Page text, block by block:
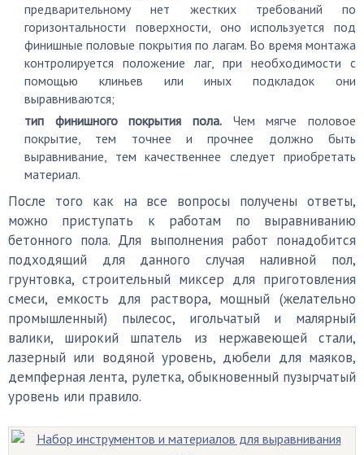
предварительному нет жестких требований по
горизонтальности поверхности, оно используется под
финишные половые покрытия по лагам. Во время монтажа
контролируется положение лаг, при необходимости с
помощью клиньев или иных подкладок они
выравниваются;
тип финишного покрытия пола. Чем мягче половое
покрытие, тем точнее и прочнее должно быть
выравнивание, тем качественнее следует приобретать
материал.
После того как на все вопросы получены ответы,
можно приступать к работам по выравниванию
бетонного пола. Для выполнения работ понадобится
подходящий для данного случая наливной пол,
грунтовка, строительный миксер для приготовления
смеси, емкость для раствора, мощный (желательно
промышленный) пылесос, игольчатый и малярный
валики, широкий шпатель из нержавеющей стали,
лазерный или водяной уровень, дюбели для маяков,
демпферная лента, рулетка, обыкновенный пузырчатый
уровень или правило.